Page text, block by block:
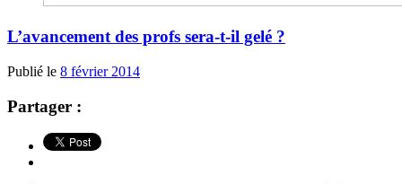
L’avancement des profs sera-t-il gelé ?
Publié le 8 février 2014
Partager :